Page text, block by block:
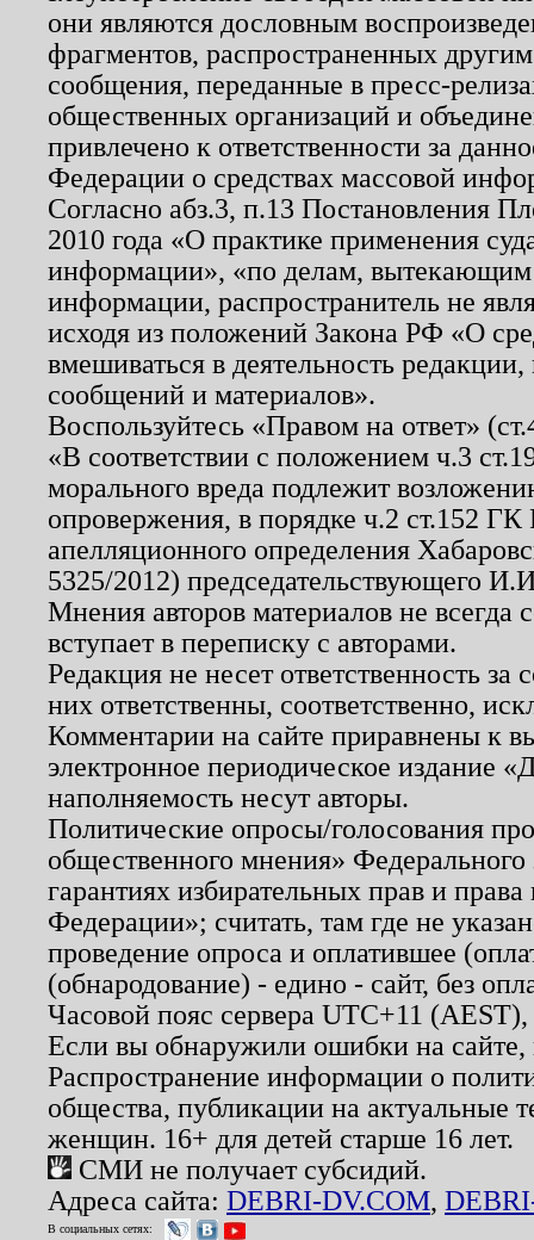
они являются дословным
фрагментов, распространенных
сообщения, переданные в пресс-
общественных организаций и
привлечено к ответственности за
Федерации о средствах массовой
Согласно абз.3, п.13 Постановления
2010 года «О практике применения
информации», «по делам, вытекающим
информации, распространитель не
исходя из положений Закона РФ «О
вмешиваться в деятельность
сообщений и материалов».
Воспользуйтесь «Правом на ответ»
«В соответствии с положением ч.3
морального вреда подлежит
опровержения, в порядке ч.2 ст.152
апелляционного определения
5325/2012) председательствующего
Мнения авторов материалов не
вступает в переписку с авторами.
Редакция не несет ответственность
них ответственны, соответственно,
Комментарии на сайте приравнены к
электронное периодическое издание
наполняемость несут авторы.
Политические опросы/голосования
общественного мнения»
гарантиях избирательных прав и
Федерации»; считать, там где не
проведение опроса и оплатившее
(обнародование) - едино - сайт, без
Часовой пояс сервера UTC+11
Если вы обнаружили ошибки на
Распространение информации о
общества, публикации на актуальные
женщин. 16+ для детей старше 16 лет.
СМИ не получает субсидий.
Адреса сайта: DEBRI-DV.COM,
В социальных сетях: